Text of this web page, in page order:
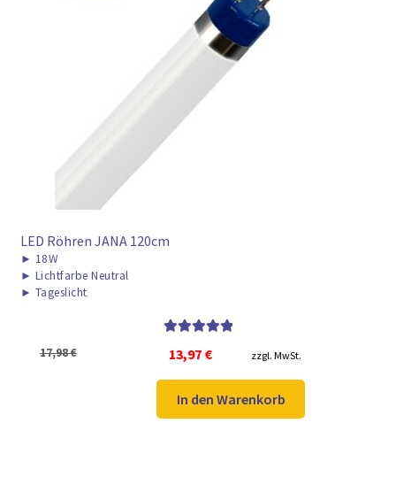
LED Röhren JANA 120cm
► 18W
► Lichtfarbe Neutral
► Tageslicht
5.00
17,98€
Ursprünglicher
war:
17,98 €
13,97 €
Aktueller
ist:
13,97 €.
zzgl. MwSt.
In den Warenkorb